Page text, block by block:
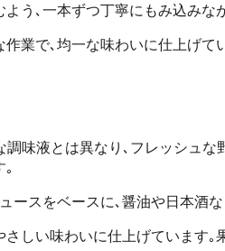
う､ 一本ずつ丁寧にもみ込みな
業で､ 均一な味わいに仕上げて
味液とは異なり､ フレッシュな
｡
ースをベースに､醤油や日本酒
しい味わいに仕上げています｡